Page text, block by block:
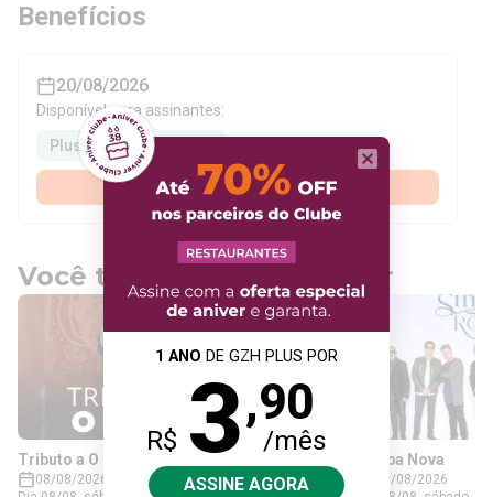
Benefícios
20/08/2026
Disponível para assinantes:
Plus
Premium
Assinar agora
Você também pode gostar
Tributo a O Rappa
08/08/2026
Roupa Nova
08/08/2026